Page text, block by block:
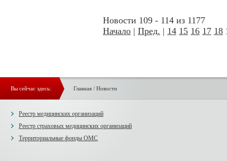
Новости 109 - 114 из 1177
Начало | Пред. | 14 15 16 17 18
Вы сейчас здесь: Главная/ Новости
Реестр медицинских организаций
Реестр страховых медицинских организаций
Территориальные фонды ОМС